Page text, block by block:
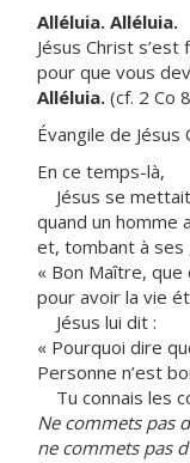
Alléluia. Alléluia.
Jésus Christ
pour que vous
Alléluia. (cf. 2 Co
Évangile de
En ce temps-là,
Jésus se
quand un homme
et, tombant à ses
« Bon Maître,
pour avoir la vie
Jésus lui dit :
« Pourquoi dire
Personne n’est
Tu connais les
Ne commets pas
ne commets pas